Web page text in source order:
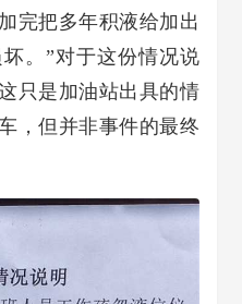
完把多年积液给加出
。”对于这份情况说
只是加油站出具的情
，但并非事件的最终